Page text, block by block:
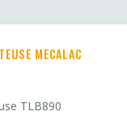
MECALAC
TLB890